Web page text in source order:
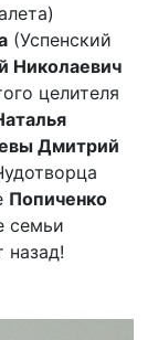
(Успенский
Николаевич
целителя
Дмитрий
Попиченко
семьи
назад!